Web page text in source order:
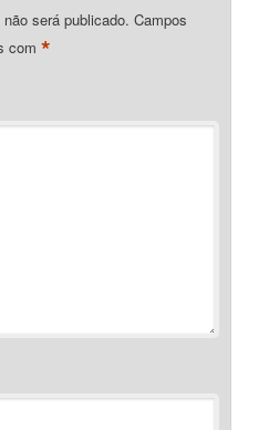
será publicado. Campos
com*